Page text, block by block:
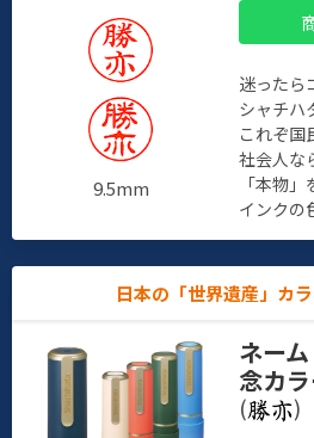
9.5mm
迷ったら
シャチハ
これぞ国
社会人な
「本物」
インクの
日本の「世界遺産」カ
ネー
念カ
(
)